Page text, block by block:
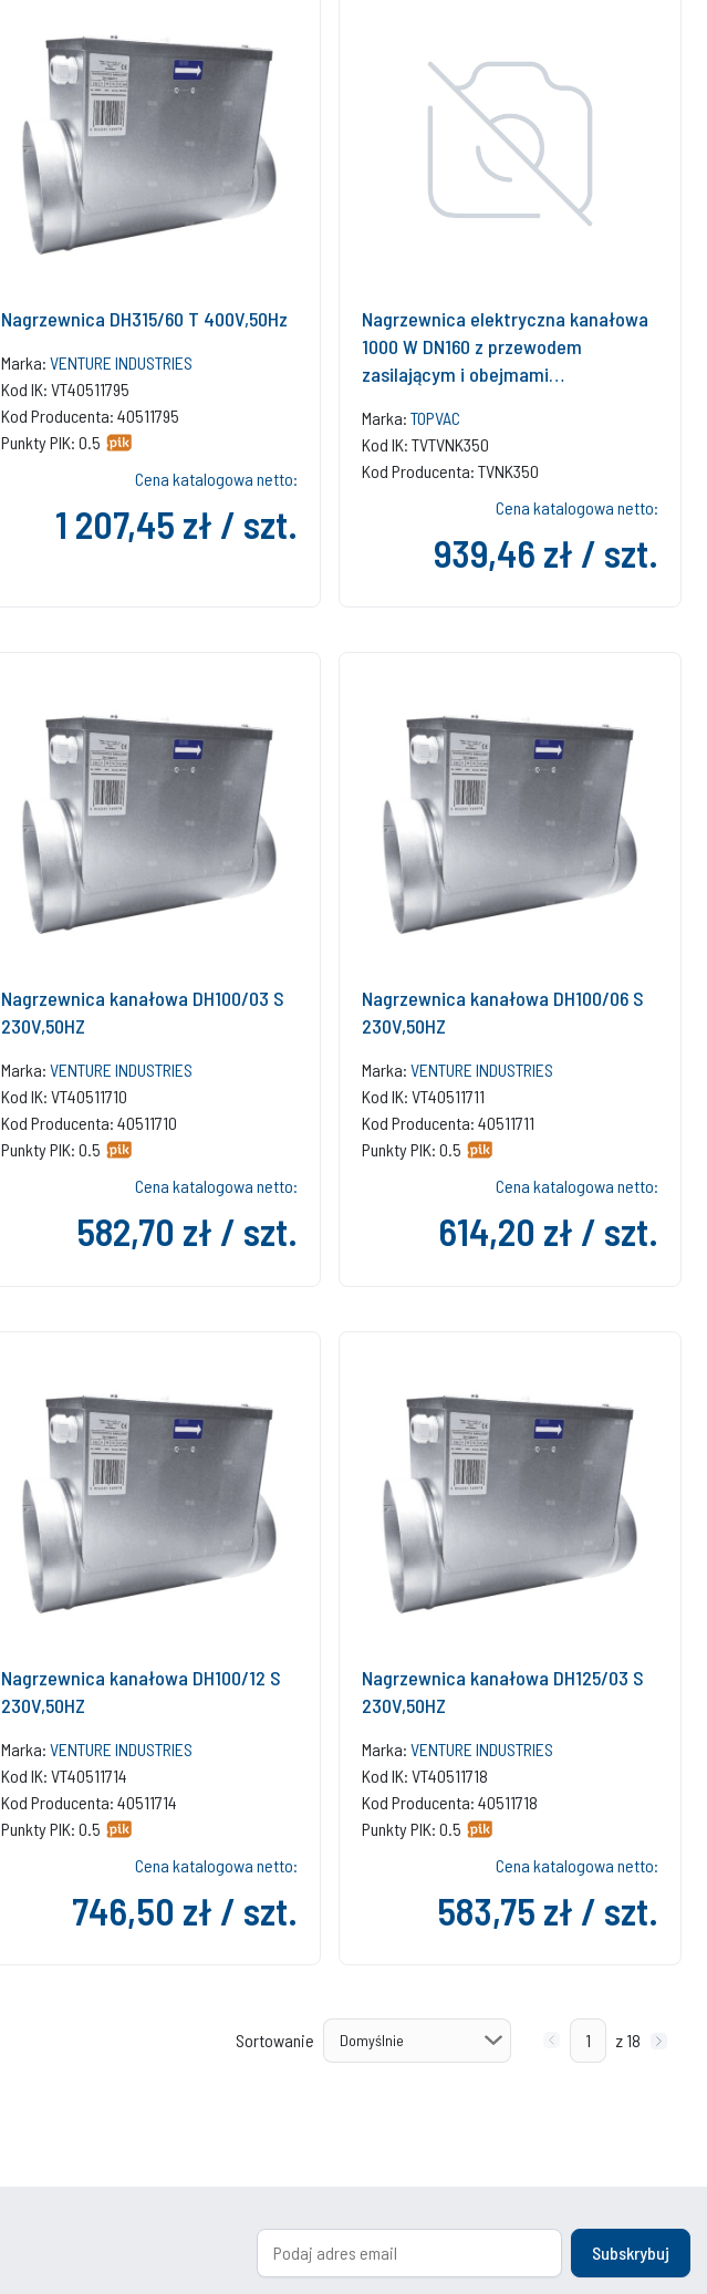
Nagrzewnica DH315/60 T 400V,50Hz
Marka: VENTURE INDUSTRIES
Kod IK: VT40511795
Kod Producenta: 40511795
Punkty PIK: 0.5
Cena katalogowa netto:
1 207,45 zł / szt.
Nagrzewnica elektryczna kanałowa
1000 W DN160 z przewodem
zasilającym i obejmami
wentylacyjnych TopVac Eko 350GV i
TopVac 350GVE
Marka: TOPVAC
Kod IK: TVTVNK350
Kod Producenta: TVNK350
Cena katalogowa netto:
939,46 zł / szt.
Nagrzewnica kanałowa DH100/03 S
230V,50HZ
Marka: VENTURE INDUSTRIES
Kod IK: VT40511710
Kod Producenta: 40511710
Punkty PIK: 0.5
Cena katalogowa netto:
582,70 zł / szt.
Nagrzewnica kanałowa DH100/06 S
230V,50HZ
Marka: VENTURE INDUSTRIES
Kod IK: VT40511711
Kod Producenta: 40511711
Punkty PIK: 0.5
Cena katalogowa netto:
614,20 zł / szt.
Nagrzewnica kanałowa DH100/12 S
230V,50HZ
Marka: VENTURE INDUSTRIES
Kod IK: VT40511714
Kod Producenta: 40511714
Punkty PIK: 0.5
Cena katalogowa netto:
746,50 zł / szt.
Nagrzewnica kanałowa DH125/03 S
230V,50HZ
Marka: VENTURE INDUSTRIES
Kod IK: VT40511718
Kod Producenta: 40511718
Punkty PIK: 0.5
Cena katalogowa netto:
583,75 zł / szt.
Sortowanie z 18
Subskrybuj